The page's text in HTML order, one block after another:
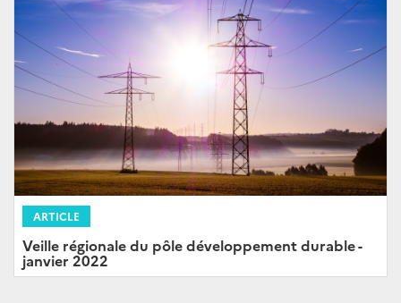
ARTICLE
Veille régionale du pôle développement durable -
janvier 2022